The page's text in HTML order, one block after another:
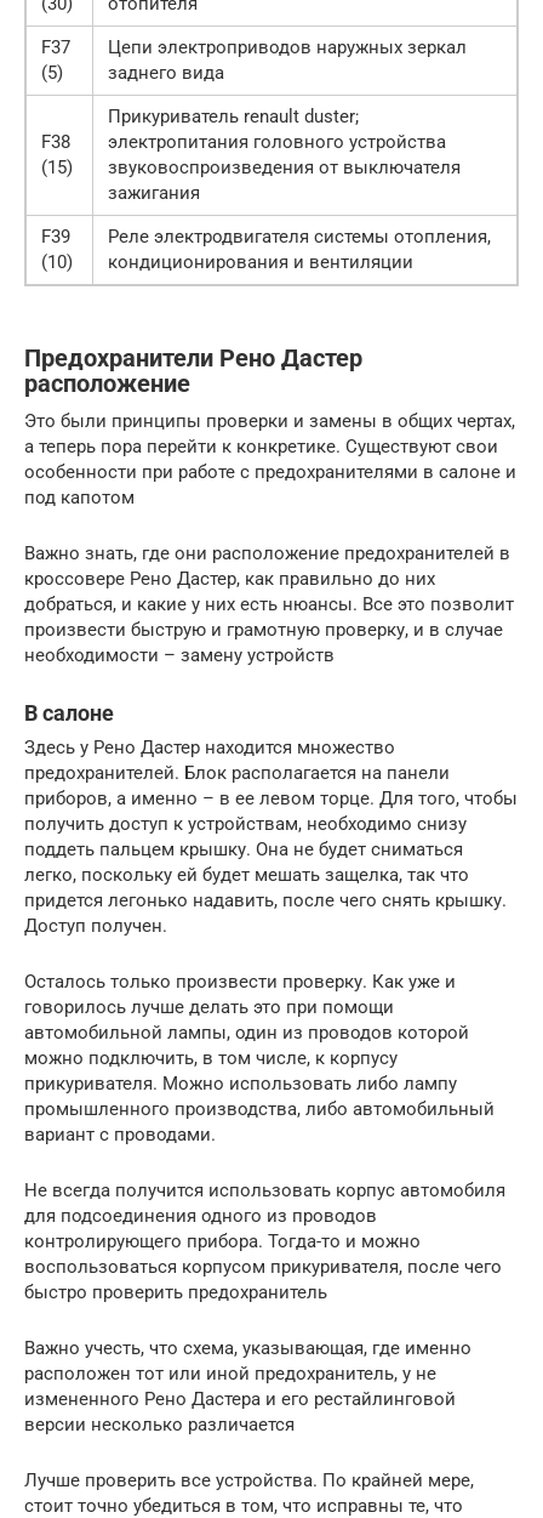
F37
(5)
Цепи электроприводов наружных зеркал
заднего вида
F38
(15)
Прикуриватель renault duster;
электропитания головного устройства
звуковоспроизведения от выключателя
зажигания
F39
(10)
Реле электродвигателя системы отопления,
кондиционирования и вентиляции
Предохранители Рено Дастер
расположение
Это были принципы проверки и замены в общих чертах,
а теперь пора перейти к конкретике. Существуют свои
особенности при работе с предохранителями в салоне и
под капотом
Важно знать, где они расположение предохранителей в
кроссовере Рено Дастер, как правильно до них
добраться, и какие у них есть нюансы. Все это позволит
произвести быструю и грамотную проверку, и в случае
необходимости – замену устройств
В салоне
Здесь у Рено Дастер находится множество
предохранителей. Блок располагается на панели
приборов, а именно – в ее левом торце. Для того, чтобы
получить доступ к устройствам, необходимо снизу
поддеть пальцем крышку. Она не будет сниматься
легко, поскольку ей будет мешать защелка, так что
придется легонько надавить, после чего снять крышку.
Доступ получен.
Осталось только произвести проверку. Как уже и
говорилось лучше делать это при помощи
автомобильной лампы, один из проводов которой
можно подключить, в том числе, к корпусу
прикуривателя. Можно использовать либо лампу
промышленного производства, либо автомобильный
вариант с проводами.
Не всегда получится использовать корпус автомобиля
для подсоединения одного из проводов
контролирующего прибора. Тогда-то и можно
воспользоваться корпусом прикуривателя, после чего
быстро проверить предохранитель
Важно учесть, что схема, указывающая, где именно
расположен тот или иной предохранитель, у не
измененного Рено Дастера и его рестайлинговой
версии несколько различается
Лучше проверить все устройства. По крайней мере,
стоит точно убедиться в том, что исправны те, что